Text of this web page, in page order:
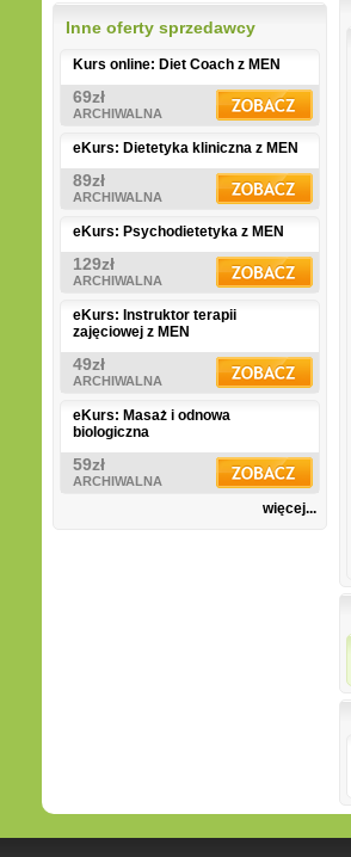
Inne oferty sprzedawcy
Kurs online: Diet Coach z MEN
69zł
ARCHIWALNA
eKurs: Dietetyka kliniczna z MEN
89zł
ARCHIWALNA
eKurs: Psychodietetyka z MEN
129zł
ARCHIWALNA
eKurs: Instruktor terapii
zajęciowej z MEN
49zł
ARCHIWALNA
eKurs: Masaż i odnowa
biologiczna
59zł
ARCHIWALNA
więcej...